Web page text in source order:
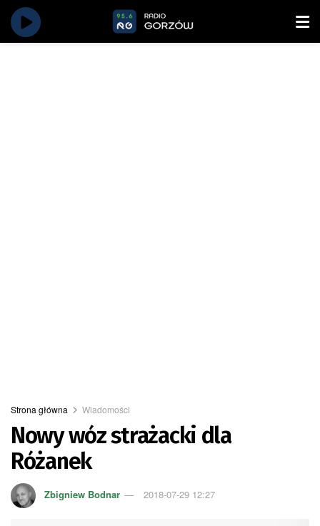
Strona główna Wiadomości
Nowy wóz strażacki dla
Różanek
Zbigniew Bodnar 2018-07-29 12:27